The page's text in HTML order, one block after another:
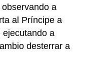
a
al Príncipe a
ejecutando a
desterrar a